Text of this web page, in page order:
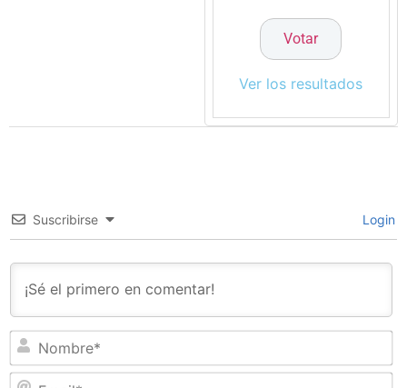
Ver los resultados
Suscribirse Login